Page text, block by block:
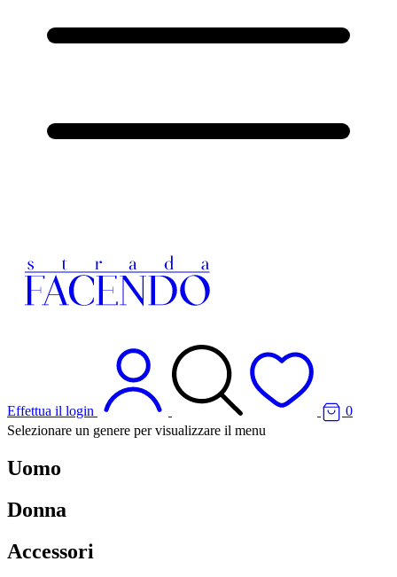
Effettua il login
0
Selezionare un genere per visualizzare il menu
Uomo
Donna
Accessori